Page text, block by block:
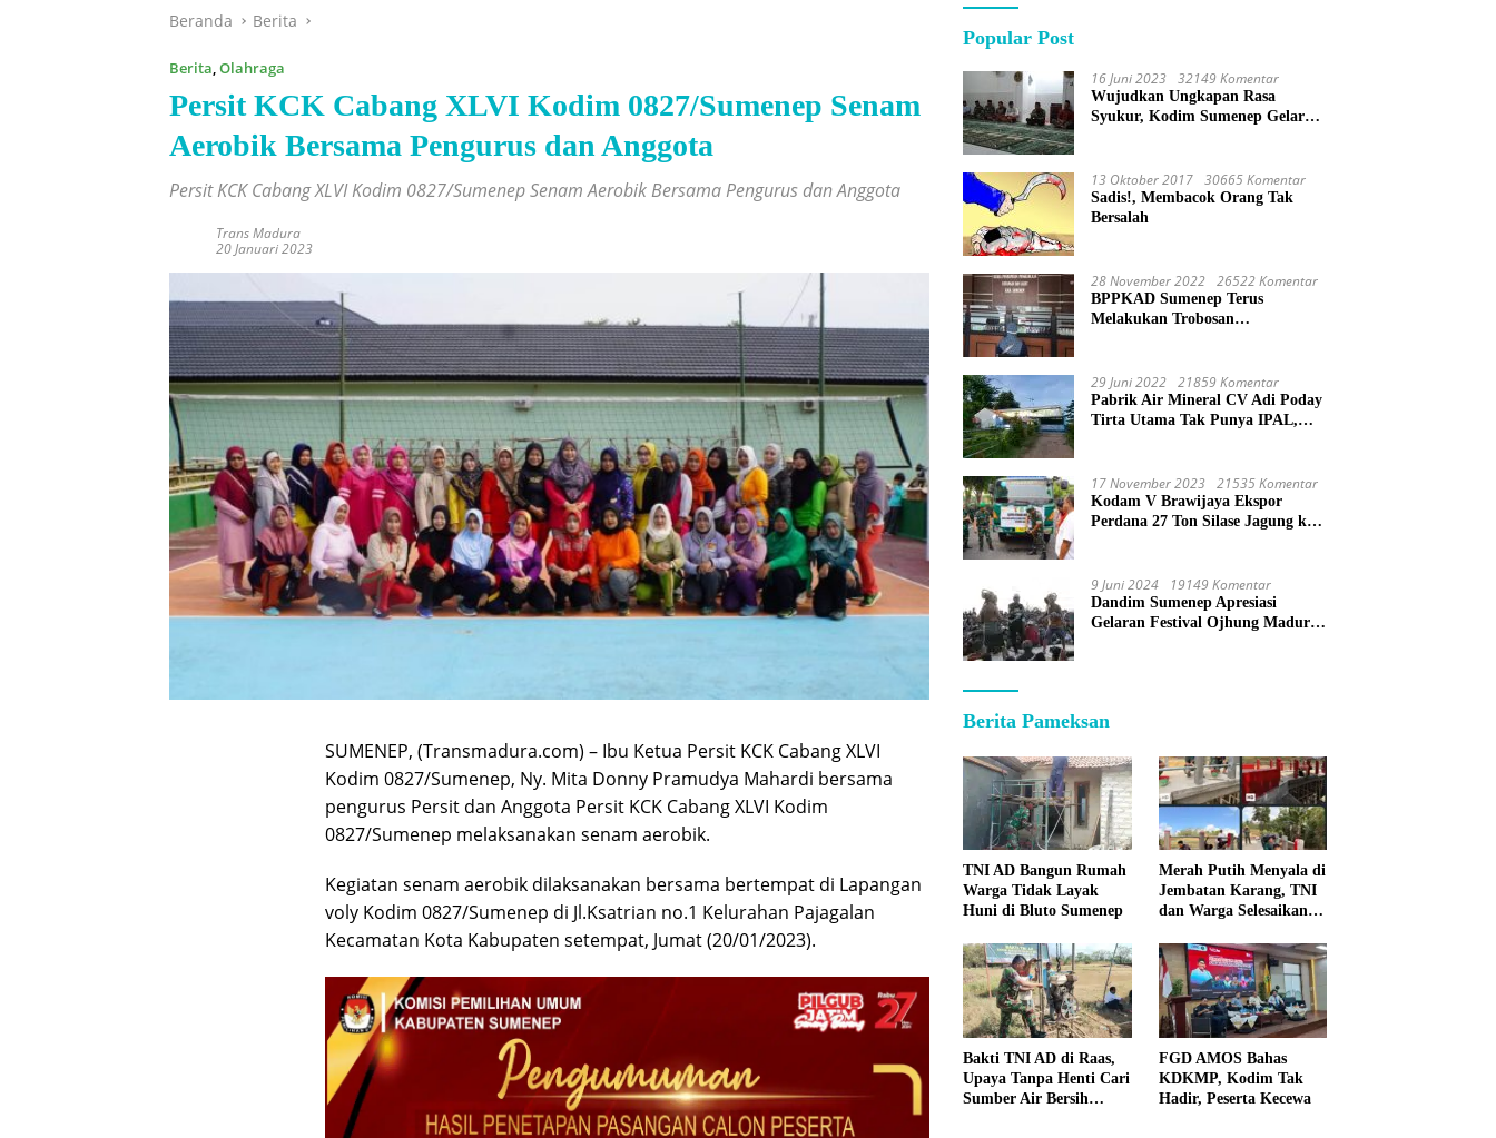
Beranda Berita
Berita Olahraga
Persit KCK Cabang XLVI Kodim 0827/Sumenep Senam
Aerobik Bersama Pengurus dan Anggota
Persit KCK Cabang XLVI Kodim 0827/Sumenep Senam Aerobik Bersama Pengurus dan Anggota
Trans Madura
20 Januari 2023
SUMENEP, (Transmadura.com) – Ibu Ketua Persit KCK Cabang XLVI
Kodim 0827/Sumenep, Ny. Mita Donny Pramudya Mahardi bersama
pengurus Persit dan Anggota Persit KCK Cabang XLVI Kodim
0827/Sumenep melaksanakan senam aerobik.
Kegiatan senam aerobik dilaksanakan bersama bertempat di Lapangan
voly Kodim 0827/Sumenep di Jl.Ksatrian no.1 Kelurahan Pajagalan
Kecamatan Kota Kabupaten setempat, Jumat (20/01/2023).
Popular Post
16 Juni 2023 32149 Komentar
Wujudkan Ungkapan Rasa
Syukur, Kodim Sumenep Gelar
13 Oktober 2017 30665 Komentar
Sadis!, Membacok Orang Tak
Bersalah
28 November 2022 26522 Komentar
BPPKAD Sumenep Terus
Melakukan Trobosan
29 Juni 2022 21859 Komentar
Pabrik Air Mineral CV Adi Poday
Tirta Utama Tak Punya IPAL,
17 November 2023 21535 Komentar
Kodam V Brawijaya Ekspor
Perdana 27 Ton Silase Jagung ke
9 Juni 2024 19149 Komentar
Dandim Sumenep Apresiasi
Gelaran Festival Ojhung Madura
Berita Pameksan
TNI AD Bangun Rumah
Warga Tidak Layak
Huni di Bluto Sumenep
Merah Putih Menyala di
Jembatan Karang, TNI
dan Warga Selesaikan
Bakti TNI AD di Raas,
Upaya Tanpa Henti Cari
Sumber Air Bersih
FGD AMOS Bahas
KDKMP, Kodim Tak
Hadir, Peserta Kecewa